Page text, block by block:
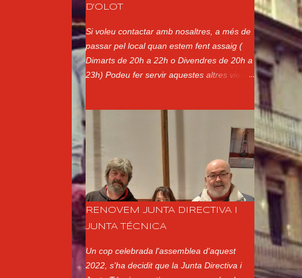
D'OLOT
Si voleu contactar amb nosaltres, a més de
passar pel local quan estem fent assaig (
Dimarts de 20h a 22h o Divendres de 20h a
23h) Podeu fer servir aquestes altres vies:
144 17800 - Olot Girona Telèfon:
Presidenta (Montse Martí): 650177701
Correu electrònic: xerrics@xerrics.cat
Xarxes Socials: @xerricsolot a Instagram
Xerrics Olot a Facebook @XerricsOlot a
Twitter
RENOVEM JUNTA DIRECTIVA I
JUNTA TÉCNICA
Un cop celebrada l'assemblea d'aquest
2022, s'ha decidit que la Junta Directiva i